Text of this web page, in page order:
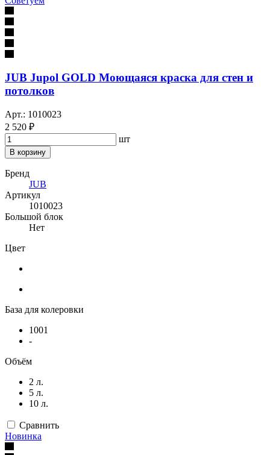
JUB Jupol GOLD Моющаяся краска для стен и
потолков
Арт.: 1010023
2 520 ₽
шт
В корзину
Бренд
JUB
Артикул
1010023
Большой блок
Нет
Цвет
База для колеровки
1001
-
Объём
2 л.
5 л.
10 л.
Сравнить
Новинка